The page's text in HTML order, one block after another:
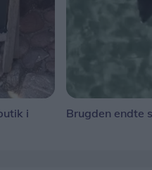
i
Brugden endte